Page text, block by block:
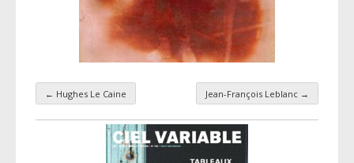
Navigation par taxonomie
← Hughes Le Caine Jean-François Leblanc →